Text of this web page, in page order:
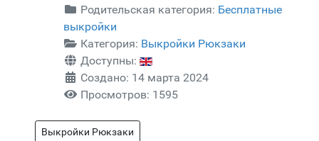
Родительская категория: Бесплатные
выкройки
Категория: Выкройки Рюкзаки
Доступны:
Создано: 14 марта 2024
Просмотров: 1595
Выкройки Рюкзаки